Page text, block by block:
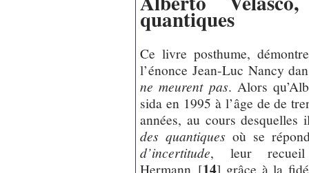
quantiques
Ce livre posthume,
l’énonce Jean-Luc Nancy
ne meurent pas. Alors
sida en 1995 à l’âge de de
années, au cours
des quantiques où se
d’incertitude, leur recueil
Hermann [14] grâce à la